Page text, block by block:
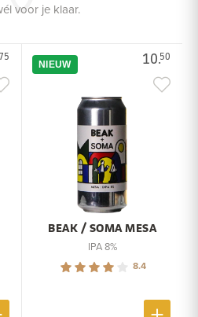
voor je klaar.
10.50
NIEUW
BEAK / SOMA MESA
IPA 8%
8.4